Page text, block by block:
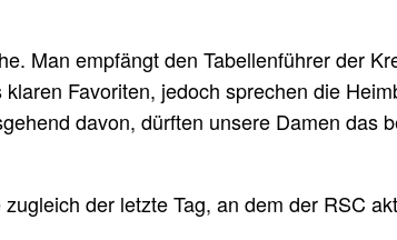
Man empfängt den Tabellenführer der
Favoriten, jedoch sprechen die
davon, dürften unsere Damen das
der letzte Tag, an dem der RSC